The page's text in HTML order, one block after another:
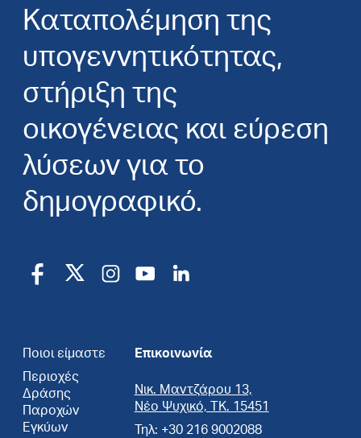
Καταπολέμηση της
υπογεννητικότητας,
στήριξη της
οικογένειας και εύρεση
λύσεων για το
δημογραφικό.
Ποιοι είμαστε
Περιοχές
Δράσης
Παροχών
Εγκύων
Επικοινωνία
Νικ. Μαντζάρου 13,
Νέο Ψυχικό, ΤΚ. 15451
Τηλ: +30 216 9002088